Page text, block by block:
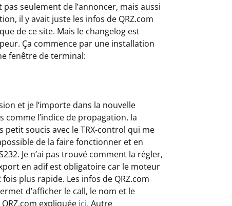
seulement de l’annoncer, mais aussi
il y avait juste les infos de QRZ.com
de ce site. Mais le changelog est
Ça commence par une installation
fenêtre de terminal:
et je l’importe dans la nouvelle
comme l’indice de propagation, la
petit soucis avec le TRX-control qui me
de la faire fonctionner et en
Je n’ai pas trouvé comment la régler,
en adif est obligatoire car le moteur
plus rapide. Les infos de QRZ.com
d’afficher le call, le nom et le
expliquée ici. Autre